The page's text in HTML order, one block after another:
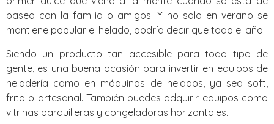
paseo con la familia o amigos. Y no solo en verano se
mantiene popular el helado, podría decir que todo el año.
Siendo un producto tan accesible para todo tipo de
gente, es una buena ocasión para invertir en equipos de
heladería como en máquinas de helados, ya sea soft,
frito o artesanal. También puedes adquirir equipos como
vitrinas barquilleras y congeladoras horizontales.